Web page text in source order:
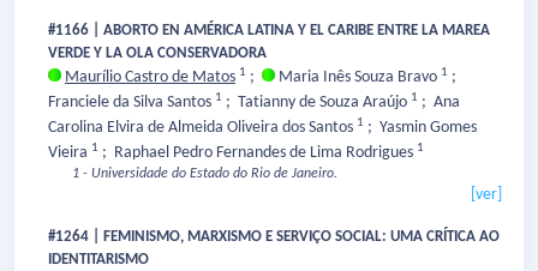
#1166 | ABORTO EN AMÉRICA LATINA Y EL CARIBE ENTRE LA MAREA
VERDE Y LA OLA CONSERVADORA
Maurílio Castro de Matos 1 ; Maria Inês Souza Bravo 1 ;
Franciele da Silva Santos 1 ; Tatianny de Souza Araújo 1 ; Ana
Carolina Elvira de Almeida Oliveira dos Santos 1 ; Yasmin Gomes
Vieira 1 ; Raphael Pedro Fernandes de Lima Rodrigues 1
1 - Universidade do Estado do Rio de Janeiro.
[ver]
#1264 | FEMINISMO, MARXISMO E SERVIÇO SOCIAL: UMA CRÍTICA AO
IDENTITARISMO